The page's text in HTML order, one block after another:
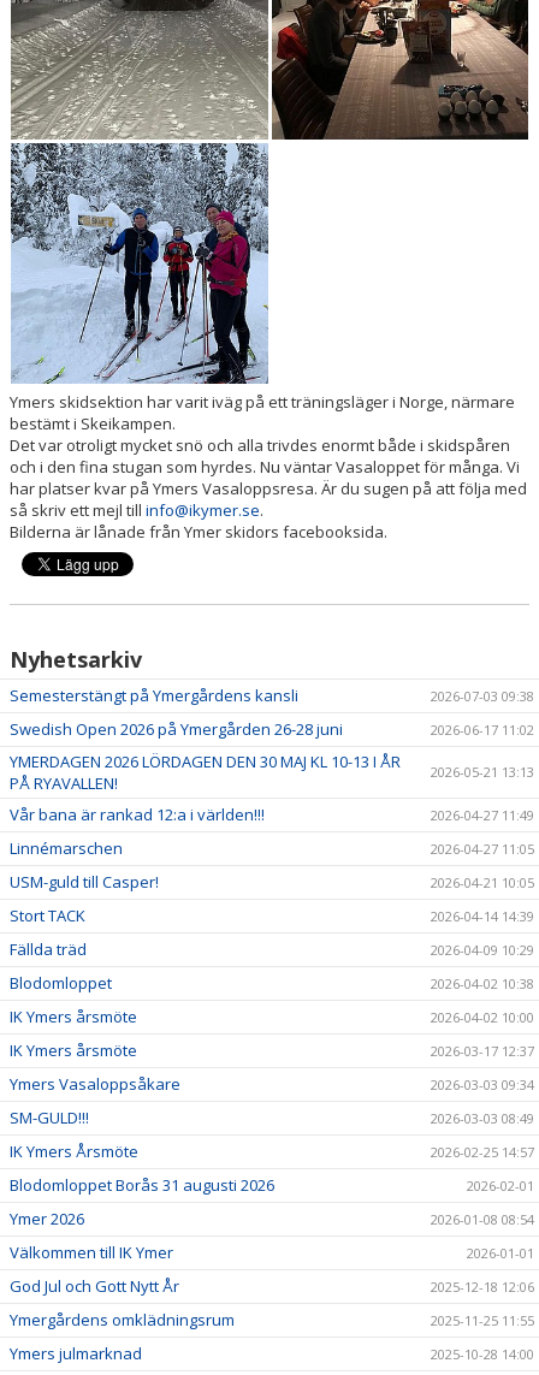
ARRANGEMANG
BLODOMLOPPET BORÅS
Ymers skidsektion har varit iväg på ett träningsläger i Norge, närmare
bestämt i Skeikampen.
Det var otroligt mycket snö och alla trivdes enormt både i skidspåren
och i den fina stugan som hyrdes. Nu väntar Vasaloppet för många. Vi
har platser kvar på Ymers Vasaloppsresa. Är du sugen på att följa med
så skriv ett mejl till info@ikymer.se.
Bilderna är lånade från Ymer skidors facebooksida.
Nyhetsarkiv
Semesterstängt på Ymergårdens kansli 2026-07-03 09:38
Swedish Open 2026 på Ymergården 26-28 juni 2026-06-17 11:02
YMERDAGEN 2026 LÖRDAGEN DEN 30 MAJ KL 10-13 I ÅR
PÅ RYAVALLEN!
2026-05-21 13:13
Vår bana är rankad 12:a i världen!!! 2026-04-27 11:49
Linnémarschen 2026-04-27 11:05
USM-guld till Casper! 2026-04-21 10:05
Stort TACK 2026-04-14 14:39
Fällda träd 2026-04-09 10:29
Blodomloppet 2026-04-02 10:38
IK Ymers årsmöte 2026-04-02 10:00
IK Ymers årsmöte 2026-03-17 12:37
Ymers Vasaloppsåkare 2026-03-03 09:34
SM-GULD!!! 2026-03-03 08:49
IK Ymers Årsmöte 2026-02-25 14:57
Blodomloppet Borås 31 augusti 2026 2026-02-01
Ymer 2026 2026-01-08 08:54
Välkommen till IK Ymer 2026-01-01
God Jul och Gott Nytt År 2025-12-18 12:06
Ymergårdens omklädningsrum 2025-11-25 11:55
Ymers julmarknad 2025-10-28 14:00